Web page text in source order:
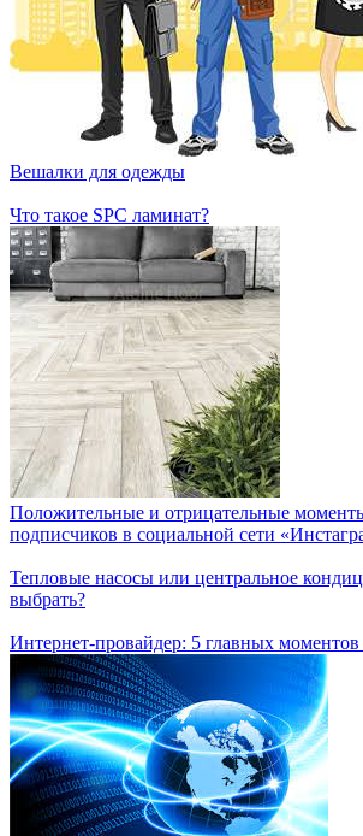
Вешалки для одежды
Что такое SPC ламинат?
Положительные и отрицательные
подписчиков в социальной сети
Тепловые насосы или центральное
выбрать?
Интернет-провайдер: 5 главных